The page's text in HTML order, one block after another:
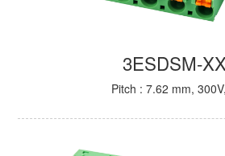
3ESDSM-
Pitch : 7.62 mm,